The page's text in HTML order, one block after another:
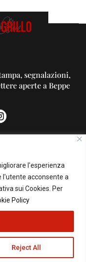
l'esperienza
l'utente acconsente a
sui Cookies. Per
Policy
Reject All
segnalazioni,
aperte a Beppe
PUBBLICITA'
su questo Blog:
Reserved - Powered by